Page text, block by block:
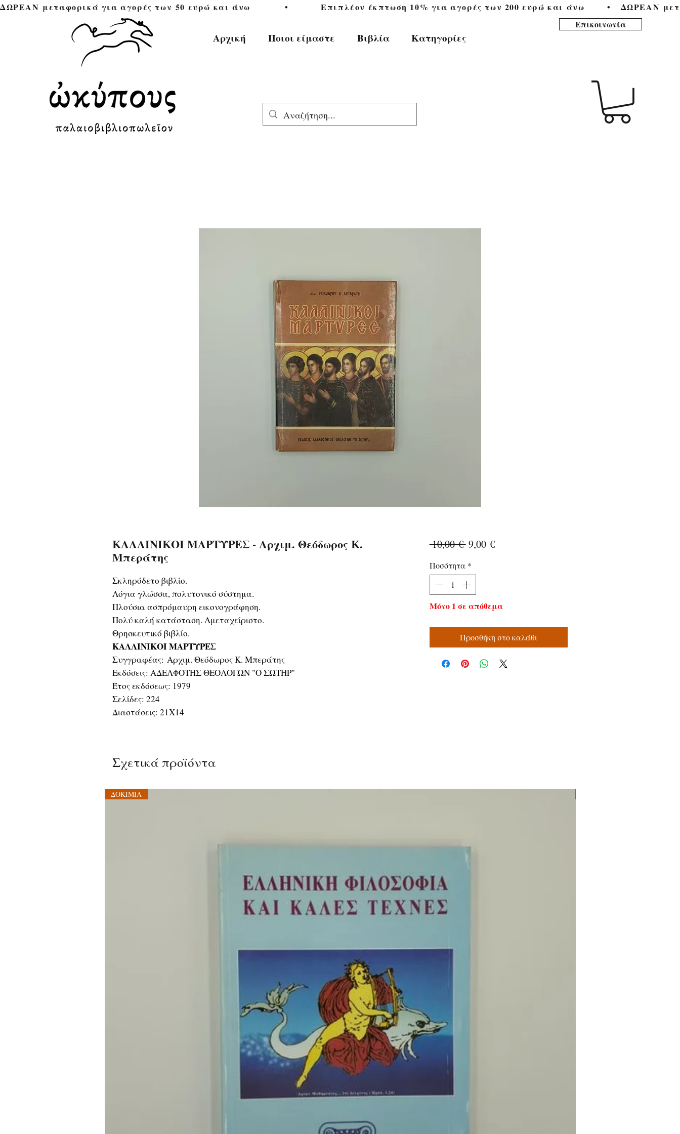
ΔΩΡΕΑΝ μεταφορικά για αγορές των 50 ευρώ και άνω            •           Επιπλέον έκπτωση 10% για αγορές των 200 ευρώ και άνω        •
Επικοινωνία
Αρχική Ποιοι είμαστε Βιβλία Κατηγορίες
ΚΑΛΛΙΝΙΚΟΙ ΜΑΡΤΥΡΕΣ - Αρχιμ. Θεόδωρος Κ.
Μπεράτης
Σκληρόδετο βιβλίο.
Λόγια γλώσσα, πολυτονικό σύστημα.
Πλούσια ασπρόμαυρη εικονογράφηση.
Πολύ καλή κατάσταση. Αμεταχείριστο.
Θρησκευτικό βιβλίο.
ΚΑΛΛΙΝΙΚΟΙ ΜΑΡΤΥΡΕΣ
Συγγραφέας: Αρχιμ. Θεόδωρος Κ. Μπεράτης
Εκδόσεις: ΑΔΕΛΦΟΤΗΣ ΘΕΟΛΟΓΩΝ "Ο ΣΩΤΗΡ"
Έτος εκδόσεως: 1979
Σελίδες: 224
Διαστάσεις: 21Χ14
10,00 € Κανονική
9,00 €Τιμή
Ποσότητα *
Μόνο 1 σε απόθεμα
Προσθήκη στο καλάθι
Σχετικά προϊόντα
ΔΟΚΙΜΙΑ